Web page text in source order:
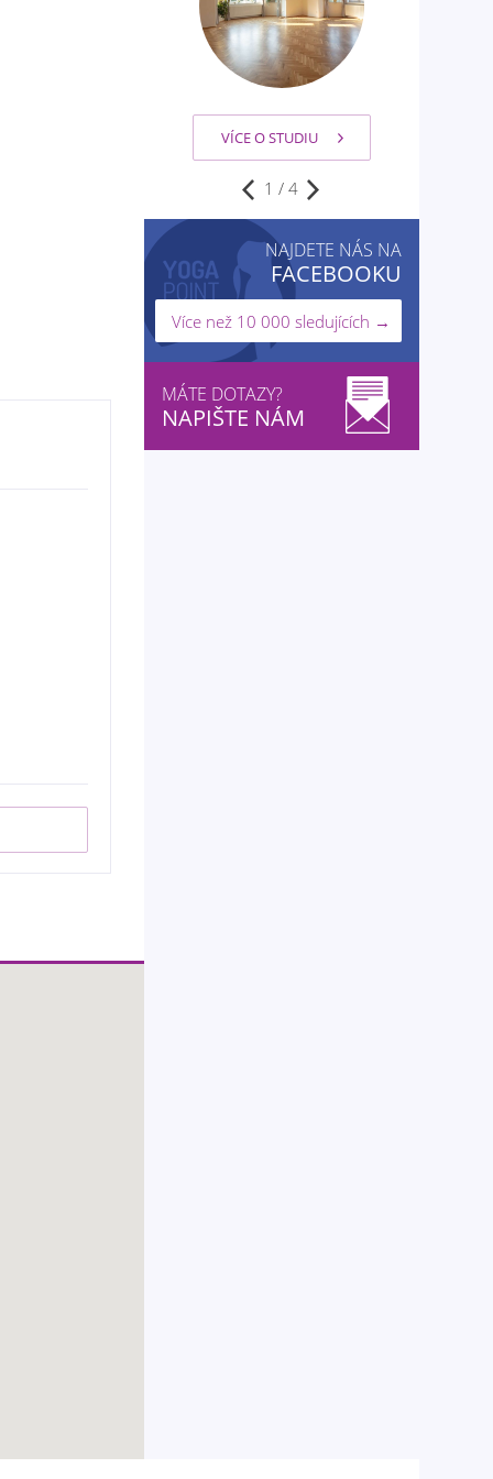
VÍCE O STUDIU
VÍCE O STUDIU
1 / 4
NAJDETE NÁS NA
FACEBOOKU
Více než 10 000 sledujících →
MÁTE DOTAZY?
NAPIŠTE NÁM